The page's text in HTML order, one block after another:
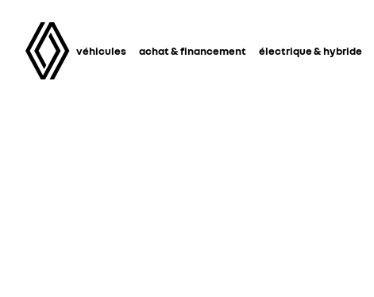
véhicules achat & financement électrique & hybride